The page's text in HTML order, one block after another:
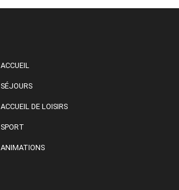
ACCUEIL
SÉJOURS
ACCUEIL DE LOISIRS
SPORT
ANIMATIONS